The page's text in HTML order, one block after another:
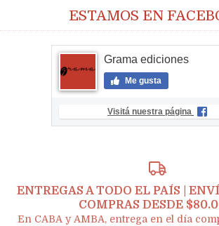
ESTAMOS EN
Grama ediciones
Me gusta
Visitá nuestra página
ENTREGAS A TODO EL PAÍS |
COMPRAS DESDE
En CABA y AMBA, entrega en el día